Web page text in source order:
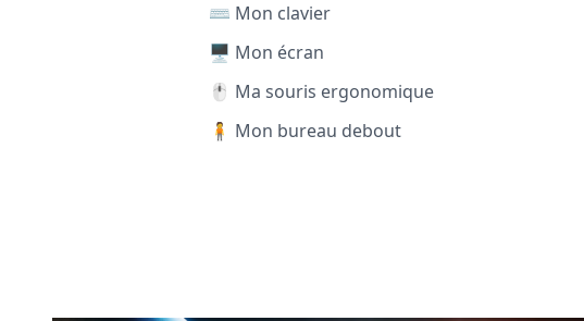
⌨️ Mon clavier
🖥️ Mon écran
🖱️ Ma souris ergonomique
🧍 Mon bureau debout